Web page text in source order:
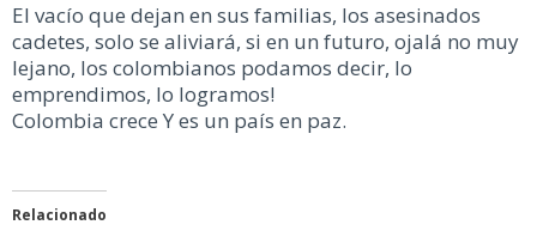
El vacío que dejan en sus familias, los asesinados
cadetes, solo se aliviará, si en un futuro, ojalá no muy
lejano, los colombianos podamos decir, lo
emprendimos, lo logramos!
Colombia crece Y es un país en paz.
Relacionado